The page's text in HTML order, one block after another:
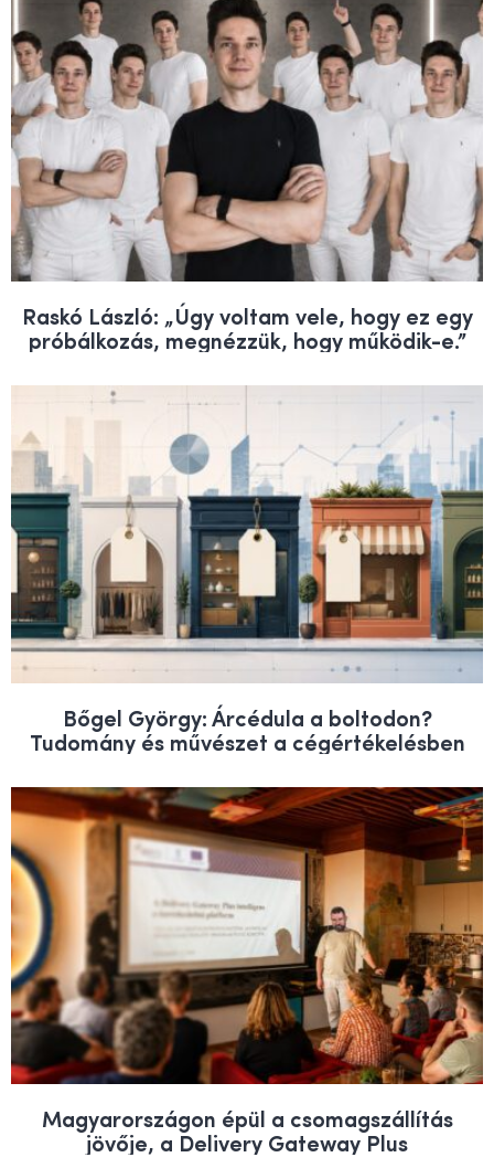
Raskó László: „Úgy voltam vele, hogy ez egy
próbálkozás, megnézzük, hogy működik-e.”
Bőgel György: Árcédula a boltodon?
Tudomány és művészet a cégértékelésben
Magyarországon épül a csomagszállítás
jövője, a Delivery Gateway Plus